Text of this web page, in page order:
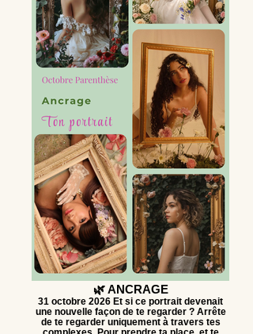
🌿 ANCRAGE
31 octobre 2026 Et si ce portrait devenait
une nouvelle façon de te regarder ? Arrête
de te regarder uniquement à travers tes